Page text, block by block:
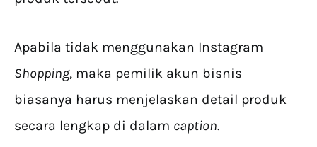
Apabila tidak menggunakan Instagram
Shopping, maka pemilik akun bisnis
biasanya harus menjelaskan detail produk
secara lengkap di dalam caption.